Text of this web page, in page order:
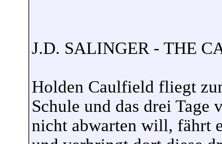
J.D. SALINGER - THE
Holden Caulfield fliegt
Schule und das drei Tage
nicht abwarten will, fährt